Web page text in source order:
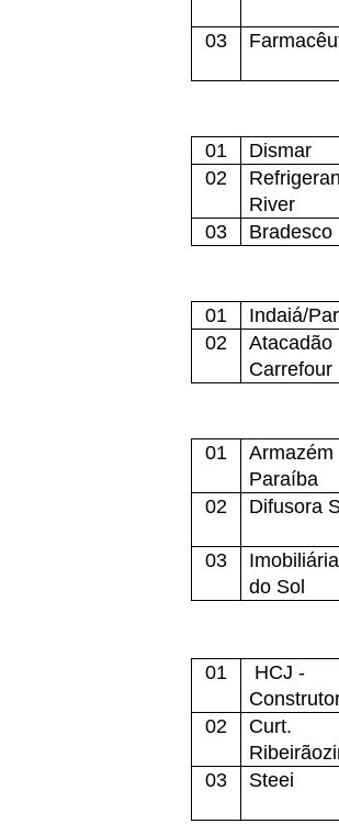
03
01 Dismar
02
River
03 Bradesco
01 Indaiá/
02
Atacadão
Carrefour
01
Armazém
Paraíba
02
Difusora
03
do Sol
01
HCJ -
02
Curt.
03
Steei